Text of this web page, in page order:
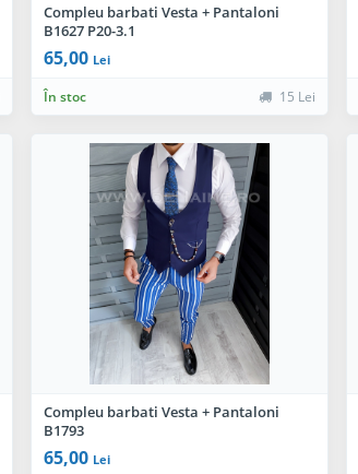
Compleu barbati Vesta + Pantaloni
B1627 P20-3.1
65,00 Lei
În stoc 15 Lei
Compleu barbati Vesta + Pantaloni
B1793
65,00 Lei